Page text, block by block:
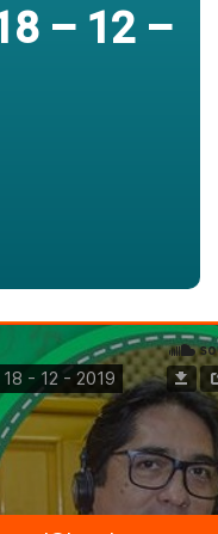
– 12 –